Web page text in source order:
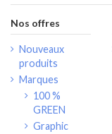
Nos offres
Nouveaux
produits
Marques
100 %
GREEN
Graphic